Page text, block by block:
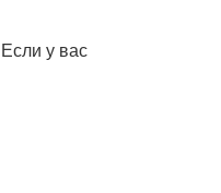
у вас